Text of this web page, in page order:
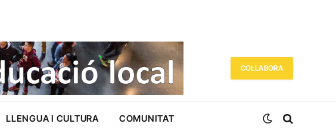
COL·LABORA
LLENGUA I CULTURA COMUNITAT